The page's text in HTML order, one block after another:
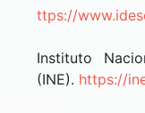
ttps://
Instituto
(INE). https://